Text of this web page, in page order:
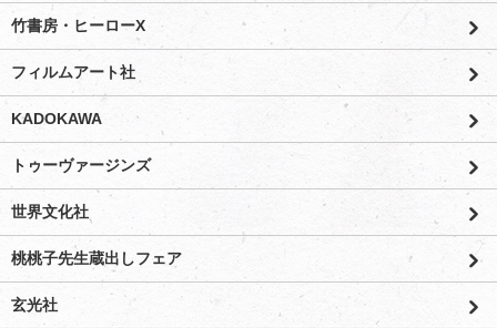
竹書房・ヒーローX
フィルムアート社
KADOKAWA
トゥーヴァージンズ
世界文化社
桃桃子先生蔵出しフェア
玄光社